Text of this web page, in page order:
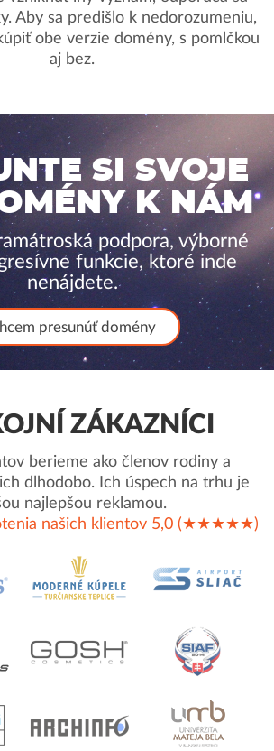
Aby sa predišlo k nedorozumeniu,
obe verzie domény, s pomlčkou
aj bez.
SI SVOJE
K NÁM
podpora, výborné
funkcie, ktoré inde
nenájdete.
presunúť domény
ZÁKAZNÍCI
berieme ako členov rodiny a
dlhodobo. Ich úspech na trhu je
najlepšou reklamou.
našich klientov 5,0 (★★★★★)